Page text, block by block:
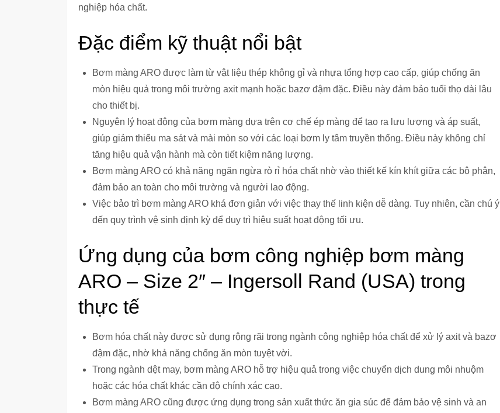
nghiệp hóa chất.
Đặc điểm kỹ thuật nổi bật
Bơm màng ARO được làm từ vật liệu thép không gỉ và nhựa tổng hợp cao cấp, giúp chống ăn
mòn hiệu quả trong môi trường axit mạnh hoặc bazơ đậm đặc. Điều này đảm bảo tuổi thọ dài lâu
cho thiết bị.
Nguyên lý hoạt động của bơm màng dựa trên cơ chế ép màng để tạo ra lưu lượng và áp suất,
giúp giảm thiểu ma sát và mài mòn so với các loại bơm ly tâm truyền thống. Điều này không chỉ
tăng hiệu quả vận hành mà còn tiết kiệm năng lượng.
Bơm màng ARO có khả năng ngăn ngừa rò rỉ hóa chất nhờ vào thiết kế kín khít giữa các bộ phận,
đảm bảo an toàn cho môi trường và người lao động.
Việc bảo trì bơm màng ARO khá đơn giản với việc thay thế linh kiện dễ dàng. Tuy nhiên, cần chú ý
đến quy trình vệ sinh định kỳ để duy trì hiệu suất hoạt động tối ưu.
Ứng dụng của bơm công nghiệp bơm màng
ARO – Size 2″ – Ingersoll Rand (USA) trong
thực tế
Bơm hóa chất này được sử dụng rộng rãi trong ngành công nghiệp hóa chất để xử lý axit và bazơ
đậm đặc, nhờ khả năng chống ăn mòn tuyệt vời.
Trong ngành dệt may, bơm màng ARO hỗ trợ hiệu quả trong việc chuyển dịch dung môi nhuộm
hoặc các hóa chất khác cần độ chính xác cao.
Bơm màng ARO cũng được ứng dụng trong sản xuất thức ăn gia súc để đảm bảo vệ sinh và an